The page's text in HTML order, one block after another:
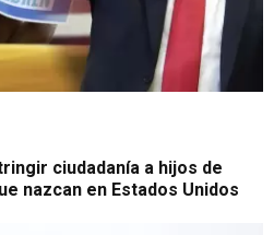
ciudadanía a hijos de
nazcan en Estados Unidos